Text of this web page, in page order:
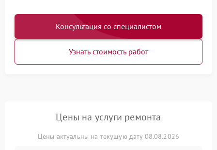
Консультация со специалистом
Узнать стоимость работ
Цены на услуги ремонта
Цены актуальны на текущую дату 08.08.2026